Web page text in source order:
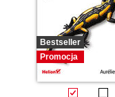
Bestseller
Promocja